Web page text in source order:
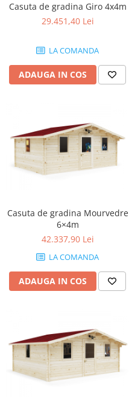
Pamatuf praf
Pulverizatoare
Pulverizatoare profesionale
Sistem unica folosinta
Uscatoare maini
Casuta de gradina Giro 4x4m
29.451,40 Lei
LA COMANDA
ADAUGA IN COS
Casuta de gradina Mourvedre
6×4m
42.337,90 Lei
LA COMANDA
ADAUGA IN COS